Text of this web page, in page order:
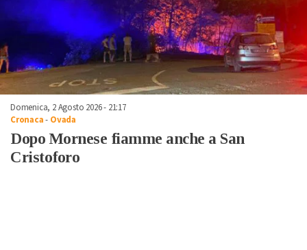
Domenica, 2 Agosto 2026 - 21:17
Cronaca- Ovada
Dopo Mornese fiamme anche a San
Cristoforo